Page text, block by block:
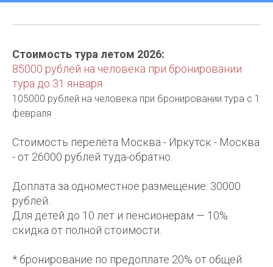
Стоимость тура летом 2026:
85000 рублей на человека при бронировании
тура до 31 января
105000 рублей на человека при бронировании тура с 1
февраля
Стоимость перелёта Москва - Иркутск - Москва
- от 26000 рублей туда-обратно.
Доплата за одноместное размещение: 30000
рублей.
Для детей до 10 лет и пенсионерам — 10%
скидка от полной стоимости.
* бронирование по предоплате 20% от общей